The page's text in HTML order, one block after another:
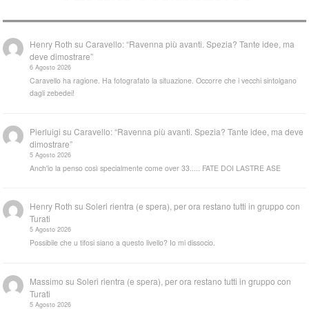
Henry Roth suCaravello: “Ravenna più avanti. Spezia? Tante idee, ma
deve dimostrare”
6 Agosto 2026
Caravello ha ragione. Ha fotografato la situazione. Occorre che i vecchi sintolgano
dagli zebedei!
Pierluigi suCaravello: “Ravenna più avanti. Spezia? Tante idee, ma deve
dimostrare”
5 Agosto 2026
Anch'io la penso così specialmente come over 33..... FATE DOI LASTRE ASE
Henry Roth suSoleri rientra (e spera), per ora restano tutti in gruppo con
Turati
5 Agosto 2026
Possibile che u tifosi siano a questo livello? Io mi dissocio.
Massimo suSoleri rientra (e spera), per ora restano tutti in gruppo con
Turati
5 Agosto 2026